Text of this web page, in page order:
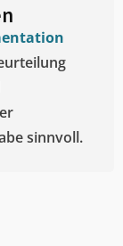
sinnvoll.